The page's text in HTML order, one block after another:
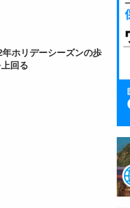
年ホリデーシーズンの歩
回る